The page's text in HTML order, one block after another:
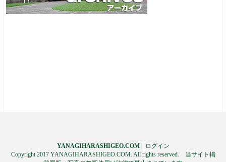
YANAGIHARASHIGEO.COM|
ログイン
Copyright 2017 YANAGIHARASHIGEO.COM. All rights reserved. 当サイト掲